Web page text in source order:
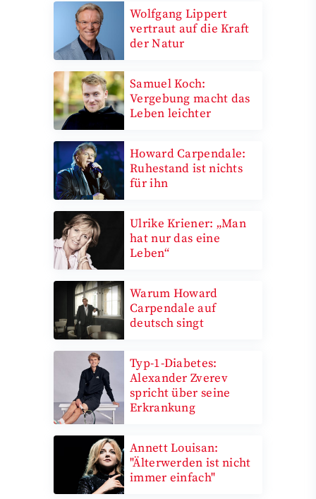
Wolfgang Lippert
vertraut auf die Kraft
der Natur
Samuel Koch:
Vergebung macht das
Leben leichter
Howard Carpendale:
Ruhestand ist nichts
für ihn
Ulrike Kriener: „Man
hat nur das eine
Leben“
Warum Howard
Carpendale auf
deutsch singt
Typ-1-Diabetes:
Alexander Zverev
spricht über seine
Erkrankung
Annett Louisan:
"Älterwerden ist nicht
immer einfach"